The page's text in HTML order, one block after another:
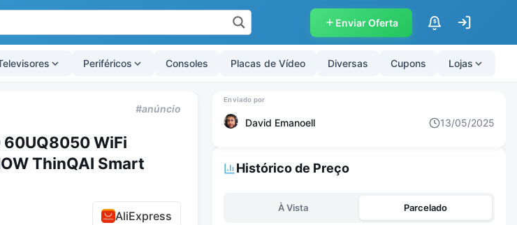
Enviar Oferta $
Periféricos Consoles Placas de Vídeo Diversas Cupons Lojas
#anúncio
60UQ8050 WiFi
ThinQAI Smart
AliExpress
David Emanoell 13/05/2025
Histórico de Preço
À Vista Parcelado